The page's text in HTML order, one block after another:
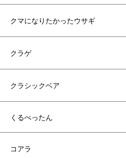
クマになりたかったウサギ
クラゲ
クラシックベア
くるぺったん
コアラ